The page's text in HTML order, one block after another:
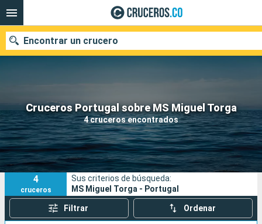
Cruceros Portugal sobre MS Miguel Torga
4 cruceros encontrados
Encontrar un crucero
Fecha de salida
Buscar
4
cruceros
Sus criterios de búsqueda:
MS Miguel Torga - Portugal
Filtrar Ordenar